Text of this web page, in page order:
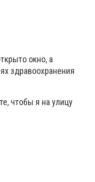
окно, а
здравоохранения
чтобы я на улицу